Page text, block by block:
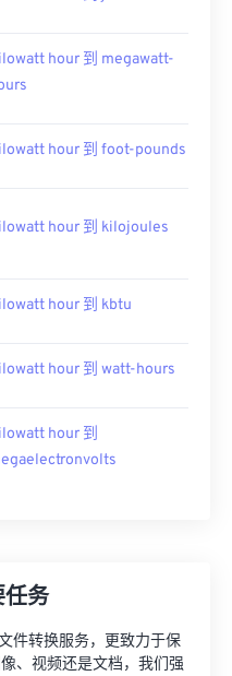
hour 到 megawatt-
hour 到 foot-pounds
hour 到 kilojoules
hour 到 kbtu
hour 到 watt-hours
hour 到
务
件转换服务，更致力于保
、视频还是文档，我们强